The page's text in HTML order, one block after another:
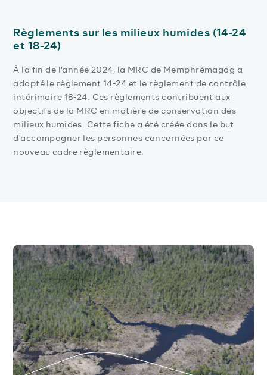
Règlements sur les milieux humides (14-24
et 18-24)
À la fin de l'année 2024, la MRC de Memphrémagog a
adopté le règlement 14-24 et le règlement de contrôle
intérimaire 18-24. Ces règlements contribuent aux
objectifs de la MRC en matière de conservation des
milieux humides. Cette fiche a été créée dans le but
d'accompagner les personnes concernées par ce
nouveau cadre règlementaire.